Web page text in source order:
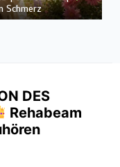
Frau und Mutter aller
DES
Rehabeam